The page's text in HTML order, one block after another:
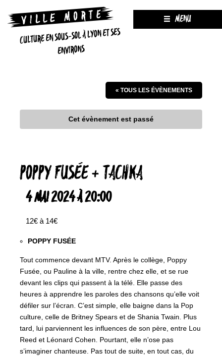
CULTURE EN SOUS-SOL À LYON ET SES
ENVIRONS
MENU
« TOUS LES ÉVÈNEMENTS
Cet évènement est passé
POPPY FUSÉE + TACHKA
4 MAI 2024 À 20:00
12€ à 14€
POPPY FUSÉE
Tout commence devant MTV. Après le collège, Poppy
Fusée, ou Pauline à la ville, rentre chez elle, et se rue
devant les clips qui passent à la télé. Elle passe des
heures à apprendre les paroles des chansons qu’elle voit
défiler sur l’écran. C’est simple, elle baigne dans la Pop
culture, celle de Britney Spears et de Shania Twain. Plus
tard, lui parviennent les influences de son père, entre Lou
Reed et Léonard Cohen. Pourtant, elle n’ose pas
s’imaginer chanteuse. Pas tout de suite, en tout cas, du